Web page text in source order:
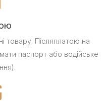
товару. Післяплатою на
паспорт або водійське